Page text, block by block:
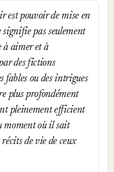
est pouvoir de mise en
pas seulement
à aimer et à
des fictions
fables ou des intrigues
plus profondément
pleinement efficient
moment où il sait
de vie de ceux